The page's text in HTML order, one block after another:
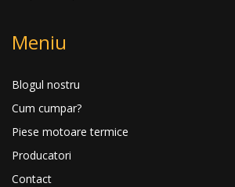
Meniu
Blogul nostru
Cum cumpar?
Piese motoare termice
Producatori
Contact